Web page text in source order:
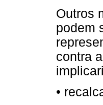
Outros
podem
contra
•